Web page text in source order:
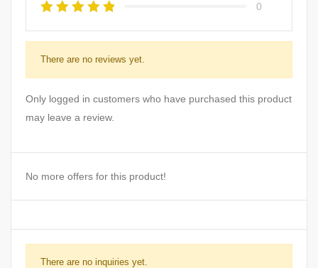
0
There are no reviews yet.
Only logged in customers who have purchased this product
may leave a review.
No more offers for this product!
There are no inquiries yet.